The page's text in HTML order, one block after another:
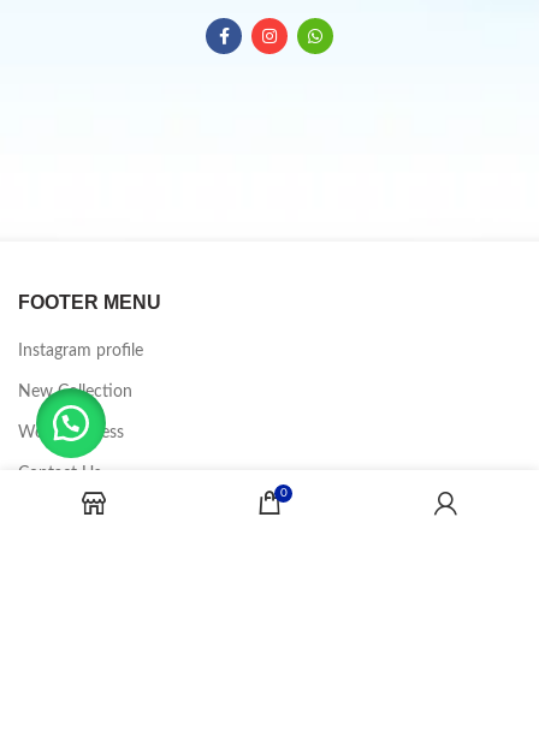
FOOTER MENU
Instagram profile
New Collection
Woman Dress
Contact Us
Latest News
0